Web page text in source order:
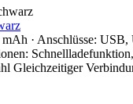
· Anschlüsse:
Gleichzeitiger